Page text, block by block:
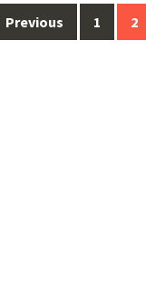
Previous 1 2